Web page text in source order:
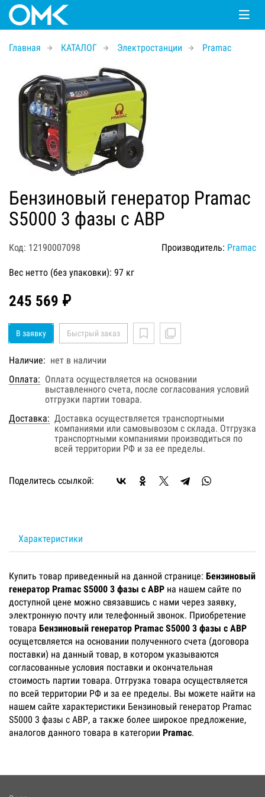
Главная КАТАЛОГ Электростанции Pramac
Бензиновый генератор Pramac
S5000 3 фазы с АВР
Код: 12190007098 Производитель: Pramac
Вес нетто (без упаковки): 97 кг
245 569 ₽
В заявку Быстрый заказ
Наличие: нет в наличии
Оплата: Оплата осуществляется на основании
выставленного счета, после согласования условий
отгрузки партии товара.
Доставка: Доставка осуществляется транспортными
компаниями или самовывозом с склада. Отгрузка
транспортными компаниями производиться по
всей территории РФ и за ее пределы.
Поделитесь ссылкой:
Характеристики
Купить товар приведенный на данной странице: Бензиновый
генератор Pramac S5000 3 фазы с АВР на нашем сайте по
доступной цене можно связавшись с нами через заявку,
электронную почту или телефонный звонок. Приобретение
товара Бензиновый генератор Pramac S5000 3 фазы с АВР
осущетсвляется на основании полученного счета (договора
поставки) на данный товар, в котором указываются
согласованные условия поставки и окончательная
стоимость партии товара. Отгрузка товара осуществляется
по всей территории РФ и за ее пределы. Вы можете найти на
нашем сайте характеристики Бензиновый генератор Pramac
S5000 3 фазы с АВР, а также более широкое предложение,
аналогов данного товара в категории Pramac.